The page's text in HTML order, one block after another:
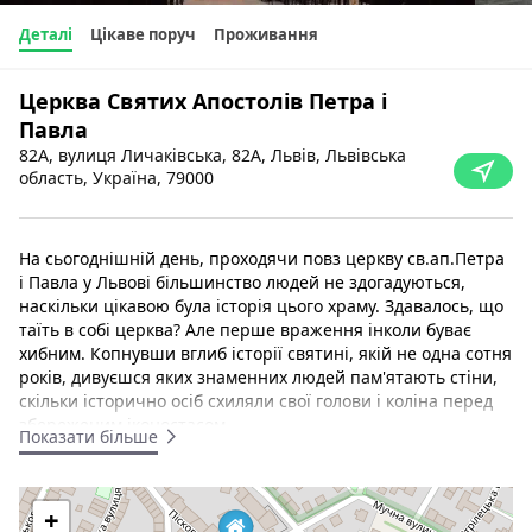
Деталі Цікаве поруч Проживання
Церква Святих Апостолів Петра і
Павла
82A, вулиця Личаківська, 82А, Львів, Львівська
область, Україна, 79000
На сьогоднішній день, проходячи повз церкву св.ап.Петра
і Павла у Львові більшинство людей не здогадуються,
наскільки цікавою була історія цього храму. Здавалось, що
таїть в собі церква? Але перше враження інколи буває
хибним. Копнувши вглиб історії святині, якій не одна сотня
років, дивуєшся яких знаменних людей пам'ятають стіни,
скільки історично осіб схиляли свої голови і коліна перед
збереженим іконостасом.
польської окупації1648-1654 рр. під стінами храму
свв.апп.Петра і Павла, праворуч церкви жив рахом х
Показати більше
+